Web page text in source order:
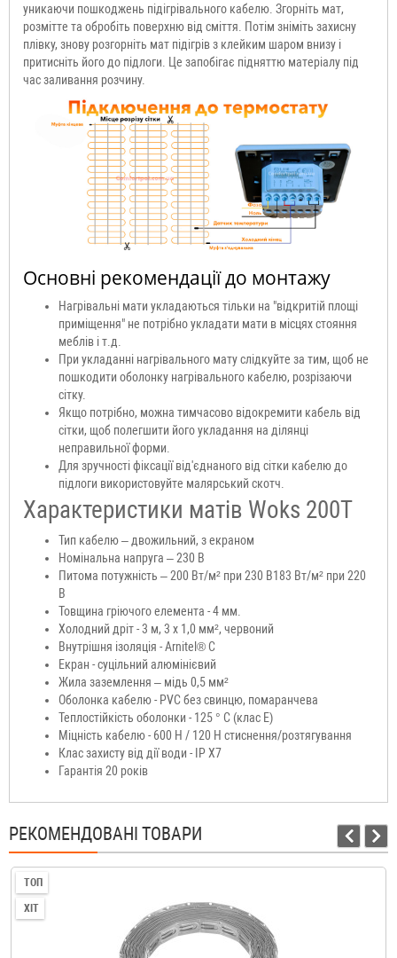
уникаючи пошкоджень підігрівального кабелю. Згорніть мат,
розмітте та обробіть поверхню від сміття. Потім зніміть захисну
плівку, знову розгорніть мат підігрів з клейким шаром внизу і
притисніть його до підлоги. Це запобігає підняттю матеріалу під
час заливання розчину.
Основні рекомендації до монтажу
Нагрівальні мати укладаються тільки на "відкритій площі
приміщення" не потрібно укладати мати в місцях стояння
меблів і т.д.
При укладанні нагрівального мату слідкуйте за тим, щоб не
пошкодити оболонку нагрівального кабелю, розрізаючи
сітку.
Якщо потрібно, можна тимчасово відокремити кабель від
сітки, щоб полегшити його укладання на ділянці
неправильної форми.
Для зручності фіксації від'єднаного від сітки кабелю до
підлоги використовуйте малярський скотч.
Характеристики матів Woks 200T
Тип кабелю – двожильний, з екраном
Номінальна напруга – 230 В
Питома потужність – 200 Вт/м² при 230 В183 Вт/м² при 220
В
Товщина гріючого елемента - 4 мм.
Холодний дріт - 3 м, 3 х 1,0 мм², червоний
Внутрішня ізоляція - Arnitel® С
Екран - суцільний алюмінієвий
Жила заземлення – мідь 0,5 мм²
Оболонка кабелю - PVC без свинцю, помаранчева
Теплостійкість оболонки - 125 ° С (клас Е)
Міцність кабелю - 600 Н / 120 H стиснення/розтягування
Клас захисту від дії води - IP X7
Гарантія 20 років
РЕКОМЕНДОВАНІ ТОВАРИ
ТОП
ХІТ